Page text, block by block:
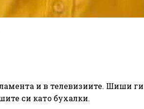
и в телевизиите. Шиши
си като бухалки.